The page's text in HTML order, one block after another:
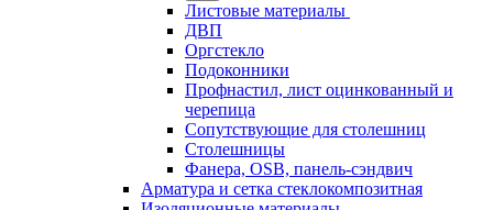
Листовые материалы
ДВП
Оргстекло
Подоконники
Профнастил, лист оцинкованный и
черепица
Сопутствующие для столешниц
Столешницы
Фанера, OSB, панель-сэндвич
Арматура и сетка стеклокомпозитная